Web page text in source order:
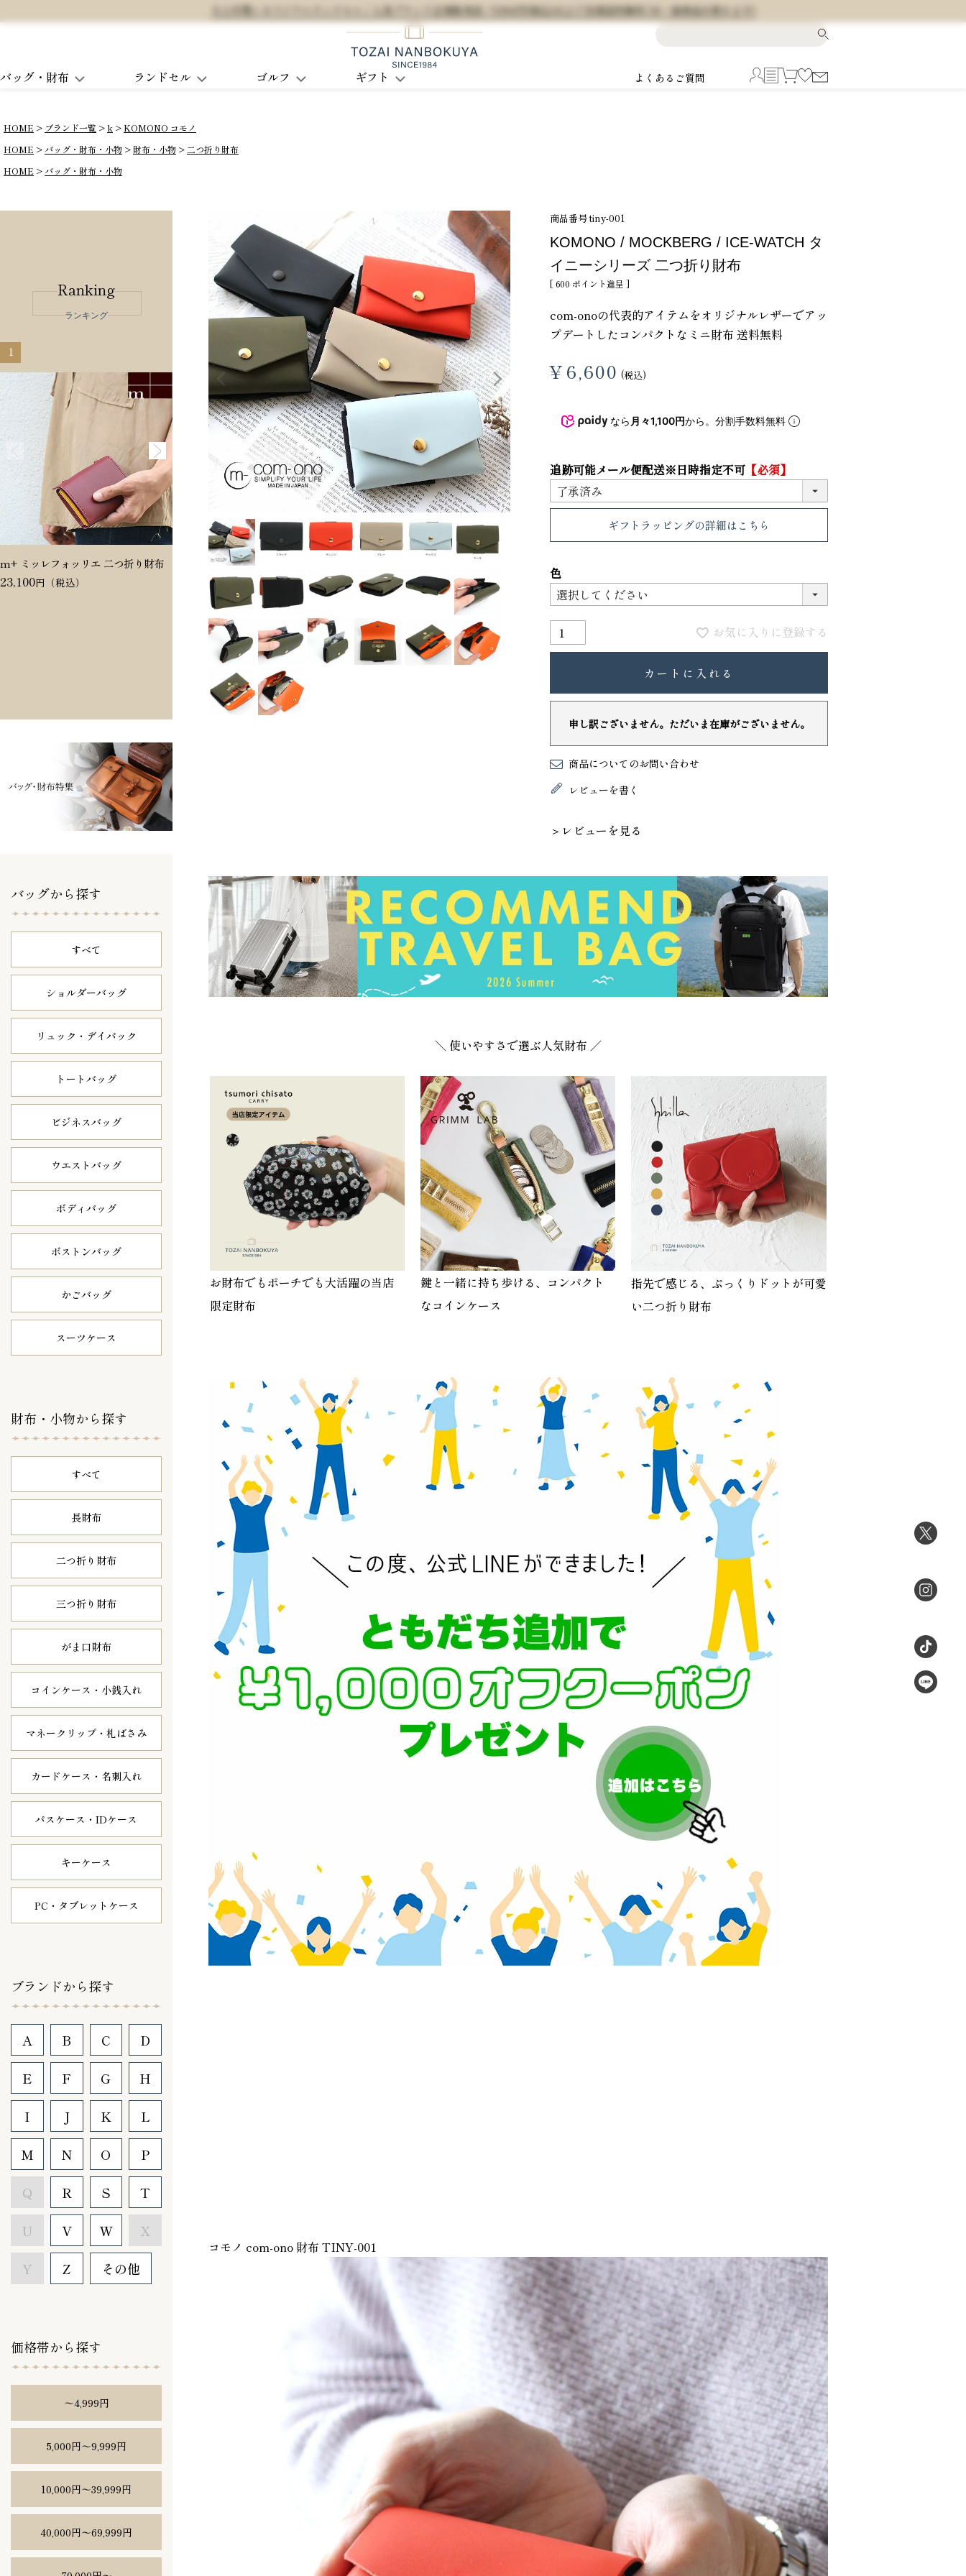
大人可愛いオリジナルランドセル / 人気ブランド正規販売店 / 5,500円(税込)以上で全国送料無料 (※一部商品を除きます)
バッグ・財布 ランドセル ゴルフ ギフト よくあるご質問
HOME ブランド一覧 k
KOMONO コモノ
HOME
バッグ・財布・小物 財布・小物
二つ折り財布
HOME
バッグ・財布・小物
Ranking
ランキング
1
m+ ミッレフォッリエ 二つ折り財布
23,100
Dakota ヴィタミーナ 二つ折り財布
20,350
PORTER ポーター ウィロー ウエス
トバッグ
25,300
GRIMM LAB アルファベット スエ
ード巾着
8,800
トバッグ
バッグから探す
すべて
ショルダーバッグ
リュック・ デイパック
トートバッグ
ビジネスバッグ
ウエストバッグ
ボディバッグ
ボストンバッグ
かごバッグ
スーツケース
財布・小物から探す
すべて
長財布
二つ折り財布
三つ折り財布
がま口財布
コインケース・ 小銭入れ
マネークリップ・ 札ばさみ
カードケース・ 名刺入れ
パスケース・ IDケース
キーケース
PC・タブレット ケース
ブランドから探す
A B C D
E F G H
I J K L
M N O P
Q R S T
U V W X
Y Z その他
価格帯から探す
〜4,999円
5,000円〜9,999円
10,000円〜39,999円
40,000円〜69,999円
商品番号tiny-001
KOMONO / MOCKBERG / ICE-WATCH タ
イニーシリーズ 二つ折り財布
[600 ポイント進呈 ]
com-onoの代表的アイテムをオリジナルレザーでアッ
プデートしたコンパクトなミニ財布 送料無料
¥6,600 税込
なら 月々1,100円から。分割手数料無料
追跡可能メール便配送※日時指定不可 【必須】
ギフトラッピングの詳細はこちら
色
お気に入りに登録する
カートに入れる
申し訳ございません。ただいま在庫がございません。
商品についてのお問い合わせ
レビューを書く
＞レビューを見る
＼ 使いやすさで選ぶ人気財布 ／
お財布でもポーチでも大活躍の当店
限定財布
鍵と一緒に持ち歩ける、コンパクト
なコインケース
指先で感じる、ぷっくりドットが可愛
い二つ折り財布
コモノ com-ono 財布 TINY-001